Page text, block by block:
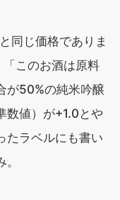
同じ価格でありま
このお酒は原料
が50%の純米吟醸
数値）が+1.0とや
たラベルにも書い